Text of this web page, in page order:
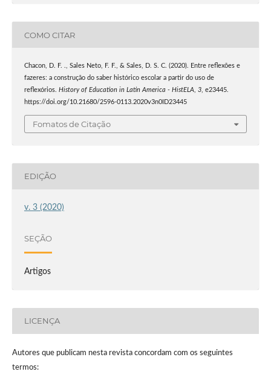
COMO CITAR
Chacon, D. F. ., Sales Neto, F. F., & Sales, D. S. C. (2020). Entre reflexões e
fazeres: a construção do saber histórico escolar a partir do uso de
reflexórios. History of Education in Latin America - HistELA, 3, e23445.
https://doi.org/10.21680/2596-0113.2020v3n0ID23445
Fomatos de Citação
EDIÇÃO
v. 3 (2020)
SEÇÃO
Artigos
LICENÇA
Autores que publicam nesta revista concordam com os seguintes
termos: